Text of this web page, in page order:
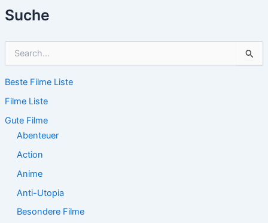
Suche
h
n
n
Beste Filme Liste
Filme Liste
Gute Filme
Abenteuer
Action
Anime
Anti-Utopia
Besondere Filme